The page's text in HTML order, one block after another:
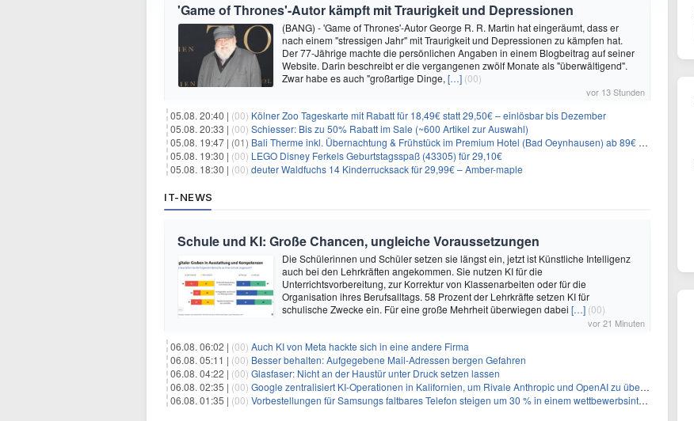
'Game of Thrones'-Autor kämpft mit Traurigkeit und Depressionen
(BANG) - 'Game of Thrones'-Autor George R. R. Martin hat eingeräumt, dass er
nach einem "stressigen Jahr" mit Traurigkeit und Depressionen zu kämpfen hat.
Der 77-Jährige machte die persönlichen Angaben in einem Blogbeitrag auf seiner
Website. Darin beschreibt er die vergangenen zwölf Monate als "überwältigend".
Zwar habe es auch "großartige Dinge, […] (00)
vor 13 Stunden
05.08. 20:40 | (00) Kölner Zoo Tageskarte mit Rabatt für 18,49€ statt 29,50€ – einlösbar bis Dezember
05.08. 20:33 | (00) Schiesser: Bis zu 50% Rabatt im Sale (~600 Artikel zur Auswahl)
05.08. 19:47 | (01) Bali Therme inkl. Übernachtung & Frühstück im Premium Hotel (Bad Oeynhausen) ab 89€ p.P.
05.08. 19:30 | (00) LEGO Disney Ferkels Geburtstagsspaß (43305) für 29,10€
05.08. 18:30 | (00) deuter Waldfuchs 14 Kinderrucksack für 29,99€ – Amber-maple
IT-NEWS
Schule und KI: Große Chancen, ungleiche Voraussetzungen
Die Schülerinnen und Schüler setzen sie längst ein, jetzt ist Künstliche Intelligenz
auch bei den Lehrkräften angekommen. Sie nutzen KI für die
Unterrichtsvorbereitung, zur Korrektur von Klassenarbeiten oder für die
Organisation ihres Berufsalltags. 58 Prozent der Lehrkräfte setzen KI für
schulische Zwecke ein. Für eine große Mehrheit überwiegen dabei […] (00)
vor 21 Minuten
06.08. 06:02 | (00) Auch KI von Meta hackte sich in eine andere Firma
06.08. 05:11 | (00) Besser behalten: Aufgegebene Mail-Adressen bergen Gefahren
06.08. 04:22 | (00) Glasfaser: Nicht an der Haustür unter Druck setzen lassen
06.08. 02:35 | (00) Google zentralisiert KI-Operationen in Kalifornien, um Rivale Anthropic und OpenAI zu überholen
06.08. 01:35 | (00) Vorbestellungen für Samsungs faltbares Telefon steigen um 30 % in einem wettbewerbsintensiven Markt